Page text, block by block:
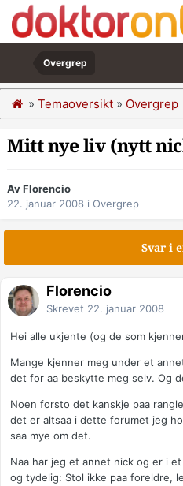
Overgrep
» Temaoversikt » Overgrep
Mitt nye liv (nytt
Av Florencio
22. januar 2008 i Overgrep
Svar i
Florencio
Skrevet 22. januar 2008
Hei alle ukjente (og de som
Mange kjenner meg under et
det for aa beskytte meg selv. Og
Noen forsto det kanskje paa
det er altsaa i dette forumet jeg
saa mye om det.
Naa har jeg et annet nick og er i
og tydelig: Stol ikke paa foreldre,